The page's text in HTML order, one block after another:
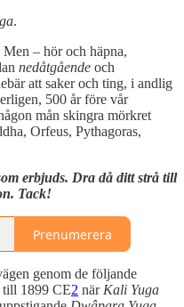
.
– hör och häpna,
nedåtgående och
att saker och ting, i andlig
500 år före vår
mån skingra mörkret
Orfeus, Pythagoras,
erbjuds. Dra då ditt strå till
Tack!
Prenumerera
genom de följande
till 1899 CE2 när Kali Yuga